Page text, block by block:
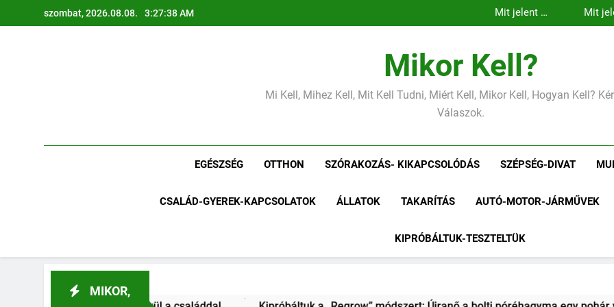
a
szombat, 2026.08.08. 3:27:40 AM
alacsony
Mit jelent az
alacsony
Mit
Mit jelent az
Mikor Kell?
Mi Kell, Mihez Kell, Mit Kell Tudni, Miért Kell, Mikor Kell, Hogyan Kell?
Válaszok.
EGÉSZSÉG OTTHON SZÓRAKOZÁS- KIKAPCSOLÓDÁS SZÉPSÉG-DIVAT
CSALÁD-GYEREK-KAPCSOLATOK ÁLLATOK TAKARÍTÁS AUTÓ-MOTOR-JÁRMŰVEK
KIPRÓBÁLTUK-TESZTELTÜK
MIKOR,